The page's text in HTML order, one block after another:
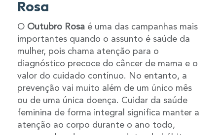
Rosa
O Outubro Rosa é uma das campanhas mais
importantes quando o assunto é saúde da
mulher, pois chama atenção para o
diagnóstico precoce do câncer de mama e o
valor do cuidado contínuo. No entanto, a
prevenção vai muito além de um único mês
ou de uma única doença. Cuidar da saúde
feminina de forma integral significa manter a
atenção ao corpo durante o ano todo,